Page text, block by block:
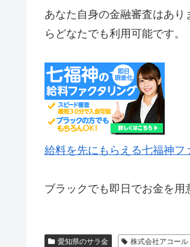
あなた自身の金融審査はあ
らどなたでも利用可能です。
給料を先にもらえる七福神フ
ブラックでも即日でお金を用
愛知県のサラ金 株式会社アコール